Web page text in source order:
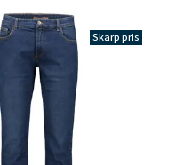
Skarp pris